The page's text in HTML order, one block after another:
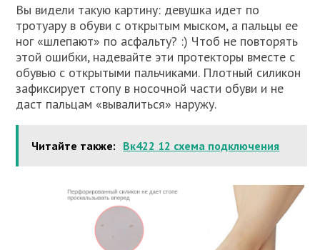
Вы видели такую картину: девушка идет по
тротуару в обуви с открытым мыском, а пальцы ее
ног «шлепают» по асфальту? :) Чтоб не повторять
этой ошибки, надевайте эти протекторы вместе с
обувью с открытыми пальчиками. Плотный силикон
зафиксирует стопу в носочной части обуви и не
даст пальцам «вывалиться» наружу.
Читайте также: Вк422 12 схема подключения